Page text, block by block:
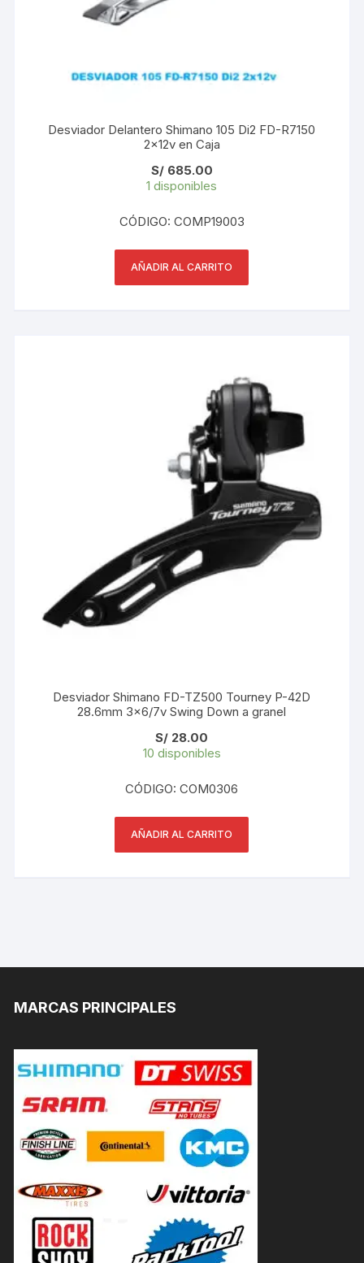
Desviador Delantero Shimano 105 Di2 FD-R7150
2x12v en Caja
S/685.00
1 disponibles
CÓDIGO: COMP19003
AÑADIR AL CARRITO
Desviador Shimano FD-TZ500 Tourney P-42D
28.6mm 3×6/7v Swing Down a granel
S/ 28.00
10 disponibles
CÓDIGO: COM0306
AÑADIR AL CARRITO
MARCAS PRINCIPALES